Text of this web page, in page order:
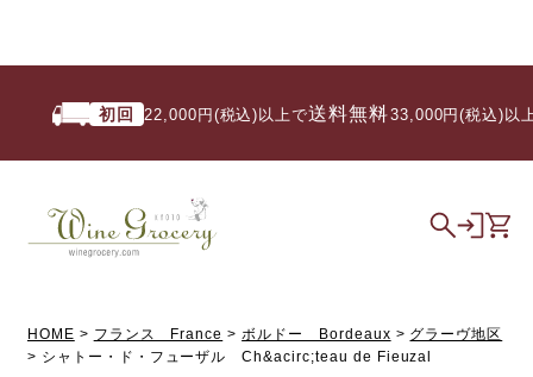
初回 22,000円(税込)以上で送料無料/ 33,000円(税込)以上
HOME フランス France ボルドー Bordeaux
グラーヴ地区
シャトー・ド・フューザル Ch&acirc;teau de Fieuzal